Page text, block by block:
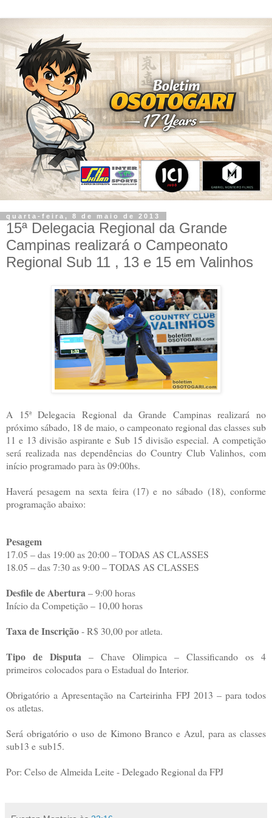
quarta-feira, 8 de maio de 2013
15ª Delegacia Regional da Grande
Campinas realizará o Campeonato
Regional Sub 11 , 13 e 15 em Valinhos
A 15ª Delegacia Regional da Grande Campinas realizará no
próximo sábado, 18 de maio, o campeonato regional das classes sub
11 e 13 divisão aspirante e Sub 15 divisão especial. A competição
será realizada nas dependências do Country Club Valinhos, com
início programado para às 09:00hs.
Haverá pesagem na sexta feira (17) e no sábado (18), conforme
programação abaixo:
Pesagem
17.05 – das 19:00 as 20:00 – TODAS AS CLASSES
18.05 – das 7:30 as 9:00 – TODAS AS CLASSES
Desfile de Abertura– 9:00 horas
Início da Competição – 10,00 horas
Taxa de Inscrição- R$ 30,00 por atleta.
Tipo de Disputa – Chave Olimpica – Classificando os 4
primeiros colocados para o Estadual do Interior.
Obrigatório a Apresentação na Carteirinha FPJ 2013 – para todos
os atletas.
Será obrigatório o uso de Kimono Branco e Azul, para as classes
sub13 e sub15.
Por: Celso de Almeida Leite - Delegado Regional da FPJ